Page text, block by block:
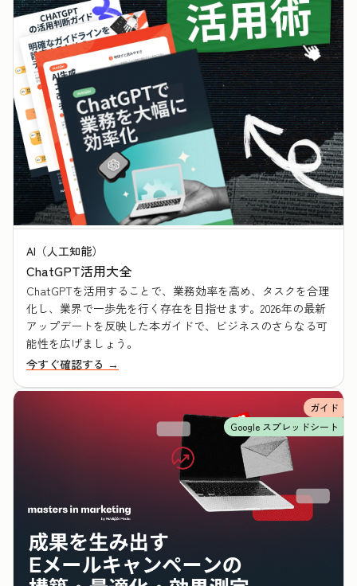
AI（人工知能）
ChatGPT活用大全
ChatGPTを活用することで、業務効率を高め、タスクを合理
化し、業界で一歩先を行く存在を目指せます。2026年の最新
アップデートを反映した本ガイドで、ビジネスのさらなる可
能性を広げましょう。
今すぐ確認する →
ガイド
Google スプレッドシート